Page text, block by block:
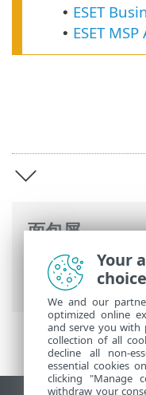
面包屑
ESET 联机帮助>
ESET PROTECT
• ESET
• ESET
Your
choice
We and our
optimized online
and serve you with
collection of all
decline all non-
essential cookies
clicking "Manage
withdraw your